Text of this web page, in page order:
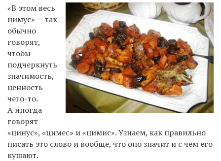
«В этом весь
цимус» — так
обычно
говорят,
чтобы
подчеркнуть
значимость,
ценность
чего-то.
А иногда
говорят
«цинус», «цимес» и «цимис». Узнаем, как правильно
писать это слово и вообще, что оно значит и с чем его
кушают.